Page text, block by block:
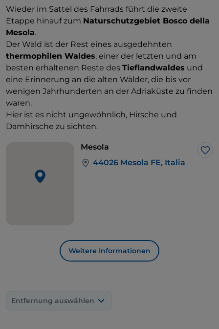
Wieder im Sattel des Fahrrads führt die zweite
Etappe hinauf zum Naturschutzgebiet Bosco della
Mesola.
Der Wald ist der Rest eines ausgedehnten
thermophilen Waldes, einer der letzten und am
besten erhaltenen Reste des Tieflandwaldes und
eine Erinnerung an die alten Wälder, die bis vor
wenigen Jahrhunderten an der Adriaküste zu finden
waren.
Hier ist es nicht ungewöhnlich, Hirsche und
Damhirsche zu sichten.
Mesola
44026 Mesola FE, Italia
Weitere Informationen
Entfernung auswählen